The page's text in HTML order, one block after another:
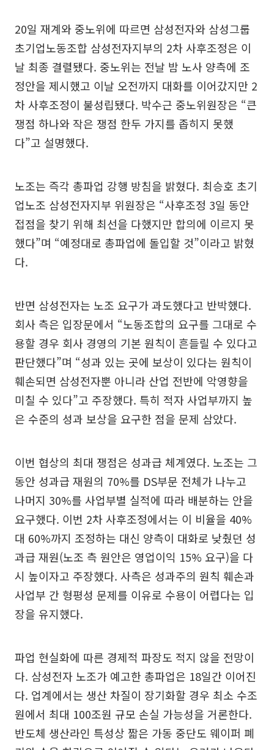
20일 재계와 중노위에 따르면 삼성전자와 삼성그룹
초기업노동조합 삼성전자지부의 2차 사후조정은 이
날 최종 결렬됐다. 중노위는 전날 밤 노사 양측에 조
정안을 제시했고 이날 오전까지 대화를 이어갔지만 2
차 사후조정이 불성립됐다. 박수근 중노위원장은 “큰
쟁점 하나와 작은 쟁점 한두 가지를 좁히지 못했
다”고 설명했다.
노조는 즉각 총파업 강행 방침을 밝혔다. 최승호 초기
업노조 삼성전자지부 위원장은 “사후조정 3일 동안
접점을 찾기 위해 최선을 다했지만 합의에 이르지 못
했다”며 “예정대로 총파업에 돌입할 것”이라고 밝혔
다.
반면 삼성전자는 노조 요구가 과도했다고 반박했다.
회사 측은 입장문에서 “노동조합의 요구를 그대로 수
용할 경우 회사 경영의 기본 원칙이 흔들릴 수 있다고
판단했다”며 “성과 있는 곳에 보상이 있다는 원칙이
훼손되면 삼성전자뿐 아니라 산업 전반에 악영향을
미칠 수 있다”고 주장했다. 특히 적자 사업부까지 높
은 수준의 성과 보상을 요구한 점을 문제 삼았다.
이번 협상의 최대 쟁점은 성과급 체계였다. 노조는 그
동안 성과급 재원의 70%를 DS부문 전체가 나누고
나머지 30%를 사업부별 실적에 따라 배분하는 안을
요구했다. 이번 2차 사후조정에서는 이 비율을 40%
대 60%까지 조정하는 대신 양측이 대화로 낮췄던 성
과급 재원(노조 측 원안은 영업이익 15% 요구)을 다
시 높이자고 주장했다. 사측은 성과주의 원칙 훼손과
사업부 간 형평성 문제를 이유로 수용이 어렵다는 입
장을 유지했다.
파업 현실화에 따른 경제적 파장도 적지 않을 전망이
다. 삼성전자 노조가 예고한 총파업은 18일간 이어진
다. 업계에서는 생산 차질이 장기화할 경우 최소 수조
원에서 최대 100조원 규모 손실 가능성을 거론한다.
반도체 생산라인 특성상 짧은 가동 중단도 웨이퍼 폐